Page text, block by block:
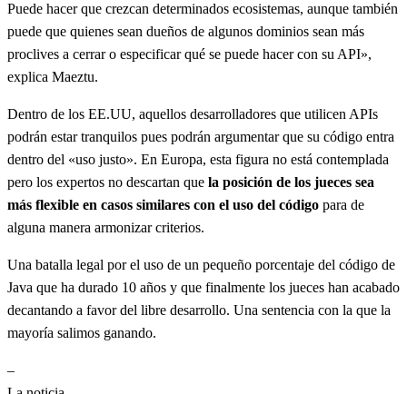
Puede hacer que crezcan determinados ecosistemas, aunque también
puede que quienes sean dueños de algunos dominios sean más
proclives a cerrar o especificar qué se puede hacer con su API»,
explica Maeztu.
Dentro de los EE.UU, aquellos desarrolladores que utilicen APIs
podrán estar tranquilos pues podrán argumentar que su código entra
dentro del «uso justo». En Europa, esta figura no está contemplada
pero los expertos no descartan que la posición de los jueces sea
más flexible en casos similares con el uso del código para de
alguna manera armonizar criterios.
Una batalla legal por el uso de un pequeño porcentaje del código de
Java que ha durado 10 años y que finalmente los jueces han acabado
decantando a favor del libre desarrollo. Una sentencia con la que la
mayoría salimos ganando.
–